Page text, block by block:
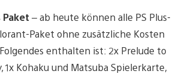
Paket – ab heute können alle PS Plus-
Paket ohne zusätzliche Kosten
enthalten ist: 2x Prelude to
1x Kohaku und Matsuba Spielerkarte,